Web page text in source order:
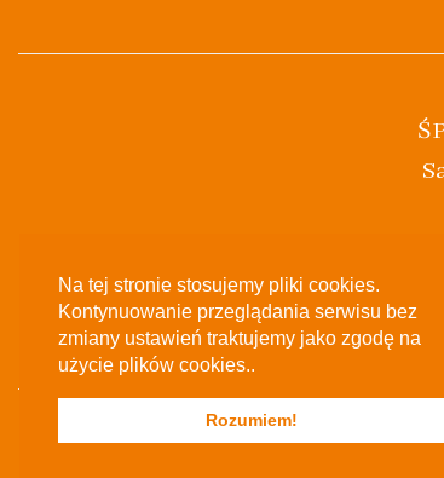
Na tej stronie stosujemy pliki cookies.
Kontynuowanie przeglądania serwisu bez
zmiany ustawień traktujemy jako zgodę na
użycie plików cookies..
Rozumiem!